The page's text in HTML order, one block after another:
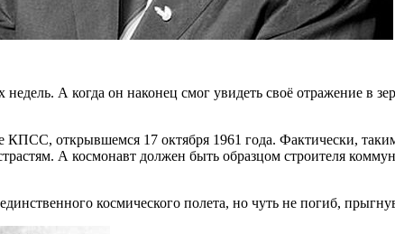
А когда он наконец смог увидеть своё отражение в
КПСС, открывшемся 17 октября 1961 года. Фактически,
А космонавт должен быть образцом строителя
космического полета, но чуть не погиб,